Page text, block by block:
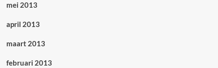
mei 2013
april 2013
maart 2013
februari 2013